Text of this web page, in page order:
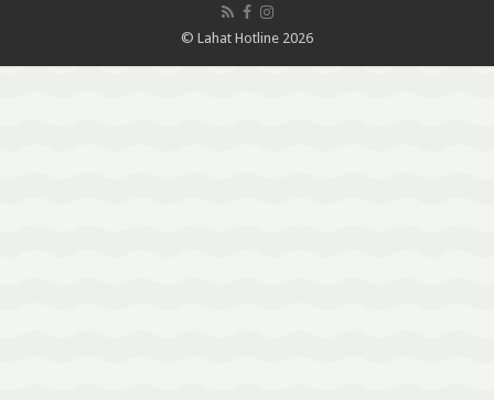
© Lahat Hotline 2026